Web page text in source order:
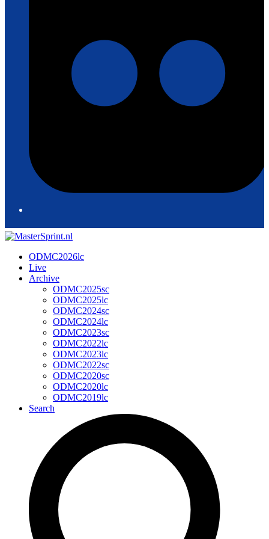
ODMC2026lc
Live
Archive
ODMC2025sc
ODMC2025lc
ODMC2024sc
ODMC2024lc
ODMC2023sc
ODMC2022lc
ODMC2023lc
ODMC2022sc
ODMC2020sc
ODMC2020lc
ODMC2019lc
Search